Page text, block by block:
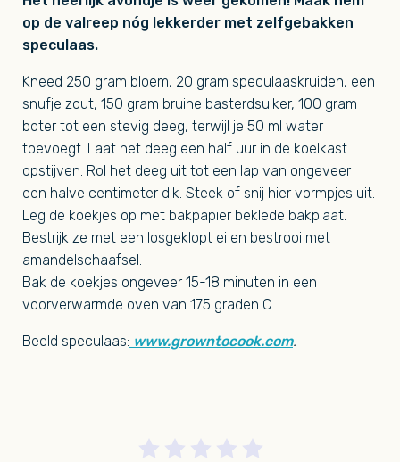
op de valreep nóg lekkerder met zelfgebakken
speculaas.
Kneed 250 gram bloem, 20 gram speculaaskruiden, een
snufje zout, 150 gram bruine basterdsuiker, 100 gram
boter tot een stevig deeg, terwijl je 50 ml water
toevoegt. Laat het deeg een half uur in de koelkast
opstijven. Rol het deeg uit tot een lap van ongeveer
een halve centimeter dik. Steek of snij hier vormpjes uit.
Leg de koekjes op met bakpapier beklede bakplaat.
Bestrijk ze met een losgeklopt ei en bestrooi met
amandelschaafsel.
Bak de koekjes ongeveer 15-18 minuten in een
voorverwarmde oven van 175 graden C.
Beeld speculaas: www.growntocook.com.